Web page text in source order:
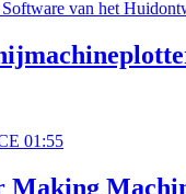
01:55
Making